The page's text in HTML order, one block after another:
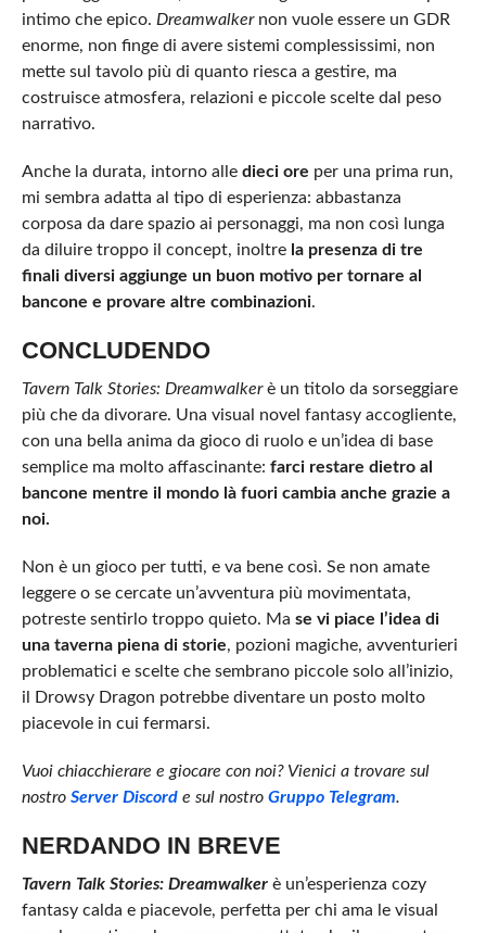
intimo che epico. Dreamwalkernon vuole essere un GDR
enorme, non finge di avere sistemi complessissimi, non
mette sul tavolo più di quanto riesca a gestire, ma
costruisce atmosfera, relazioni e piccole scelte dal peso
narrativo.
Anche la durata, intorno alle dieci ore per una prima run,
mi sembra adatta al tipo di esperienza: abbastanza
corposa da dare spazio ai personaggi, ma non così lunga
da diluire troppo il concept, inoltre la presenza di tre
finali diversi aggiunge un buon motivo per tornare al
bancone e provare altre combinazioni.
CONCLUDENDO
Tavern Talk Stories: Dreamwalkerè un titolo da sorseggiare
più che da divorare. Una visual novel fantasy accogliente,
con una bella anima da gioco di ruolo e un’idea di base
semplice ma molto affascinante: farci restare dietro al
bancone mentre il mondo là fuori cambia anche grazie a
noi.
Non è un gioco per tutti, e va bene così. Se non amate
leggere o se cercate un’avventura più movimentata,
potreste sentirlo troppo quieto. Ma se vi piace l’idea di
una taverna piena di storie, pozioni magiche, avventurieri
problematici e scelte che sembrano piccole solo all’inizio,
il Drowsy Dragon potrebbe diventare un posto molto
piacevole in cui fermarsi.
Vuoi chiacchierare e giocare con noi? Vienici a trovare sul
nostro Server Discorde sul nostro Gruppo Telegram.
NERDANDO IN BREVE
Tavern Talk Stories: Dreamwalkerè un’esperienza cozy
fantasy calda e piacevole, perfetta per chi ama le visual